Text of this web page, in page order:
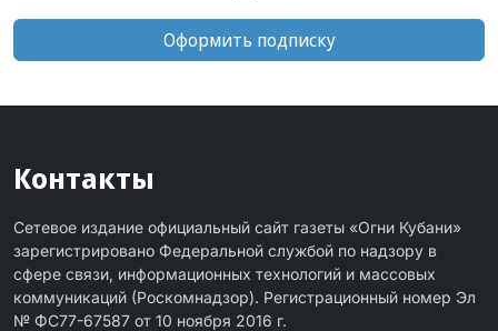
Оформить подписку
Контакты
Сетевое издание официальный сайт газеты «Огни Кубани»
зарегистрировано Федеральной службой по надзору в
сфере связи, информационных технологий и массовых
коммуникаций (Роскомнадзор). Регистрационный номер Эл
№ ФС77-67587 от 10 ноября 2016 г.